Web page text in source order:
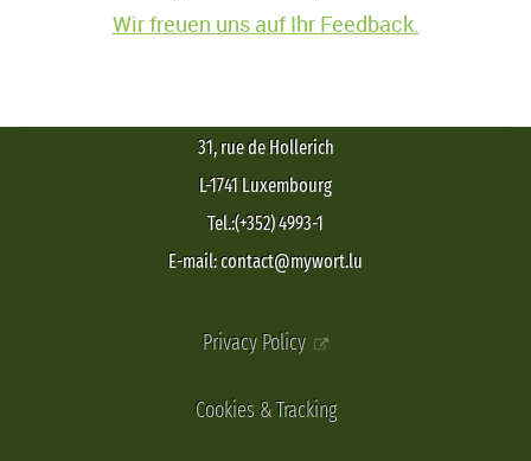
Wir freuen uns auf Ihr Feedback.
31, rue de Hollerich
L-1741 Luxembourg
Tel.:(+352) 4993-1
E-mail: contact@mywort.lu
Privacy Policy
Cookies & Tracking